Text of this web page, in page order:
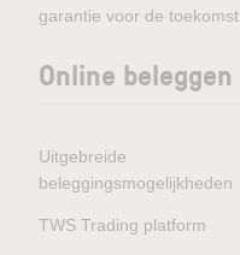
garantie voor de toekomst.
Online beleggen
Uitgebreide
beleggingsmogelijkheden
TWS Trading platform